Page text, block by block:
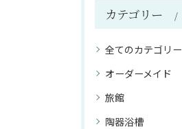
カテゴリー
全てのカテゴリー
オーダーメイド
旅館
陶器浴槽